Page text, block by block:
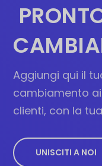
Aggiungi qui il
cambiamento
clienti, con la
UNISCITI A NOI